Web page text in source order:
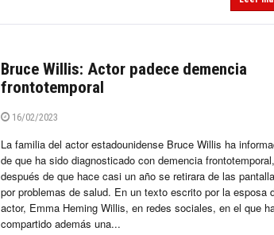
Bruce Willis: Actor padece demencia
frontotemporal
16/02/2023
La familia del actor estadounidense Bruce Willis ha
de que ha sido diagnosticado con demencia frontotemporal,
después de que hace casi un año se retirara de las
por problemas de salud. En un texto escrito por la esposa
actor, Emma Heming Willis, en redes sociales, en el que
compartido además una...